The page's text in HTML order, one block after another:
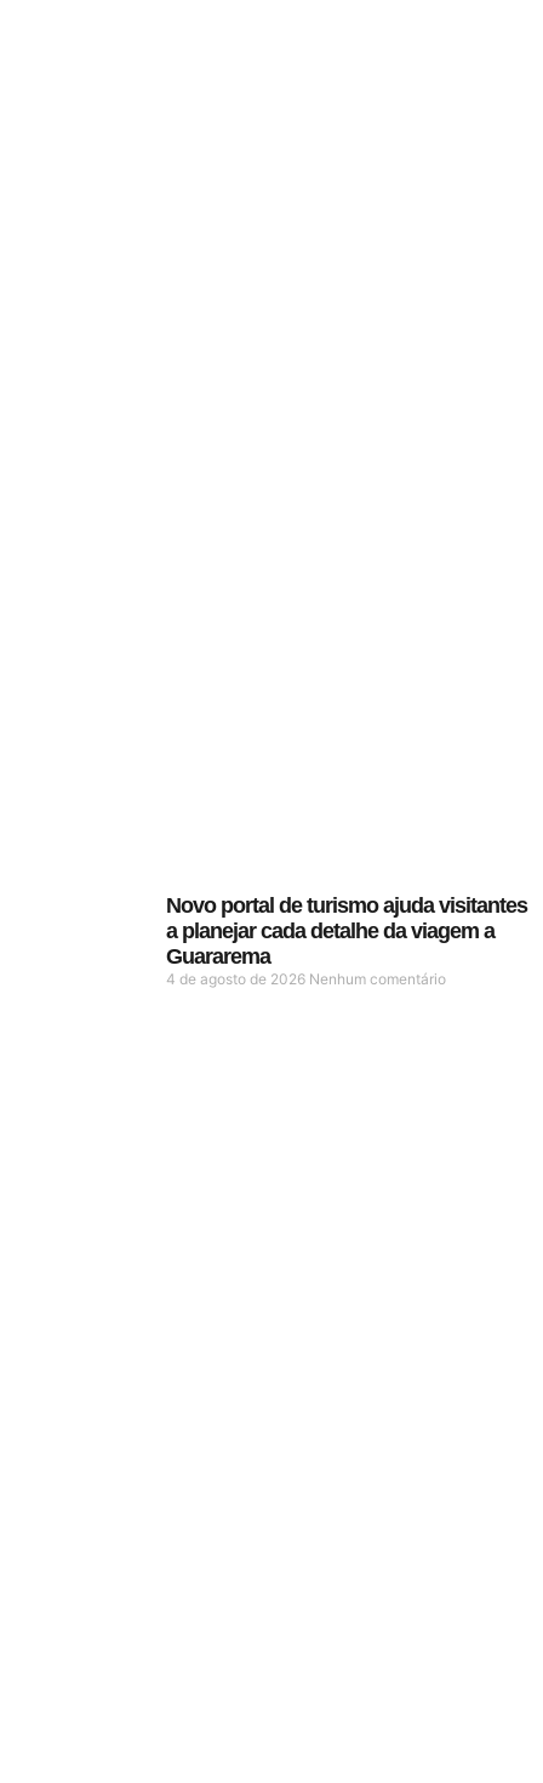
Novo portal de turismo ajuda visitantes
a planejar cada detalhe da viagem a
Guararema
4 de agosto de 2026 Nenhum comentário